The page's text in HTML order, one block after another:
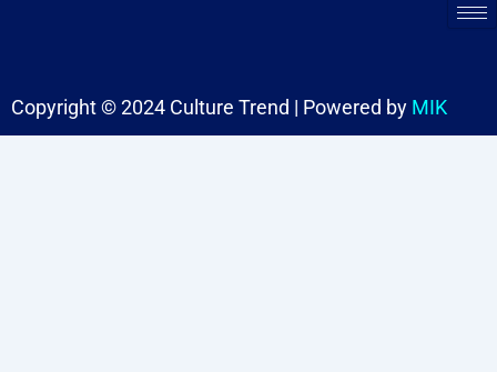
Copyright © 2024 Culture Trend | Powered by MIK